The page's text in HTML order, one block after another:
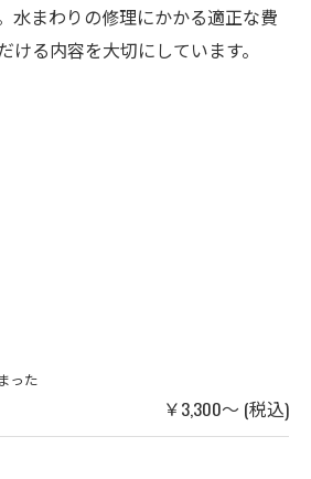
水まわりの修理にかかる適正な費
ける内容を大切にしています。
った
￥3,300～ (税込)